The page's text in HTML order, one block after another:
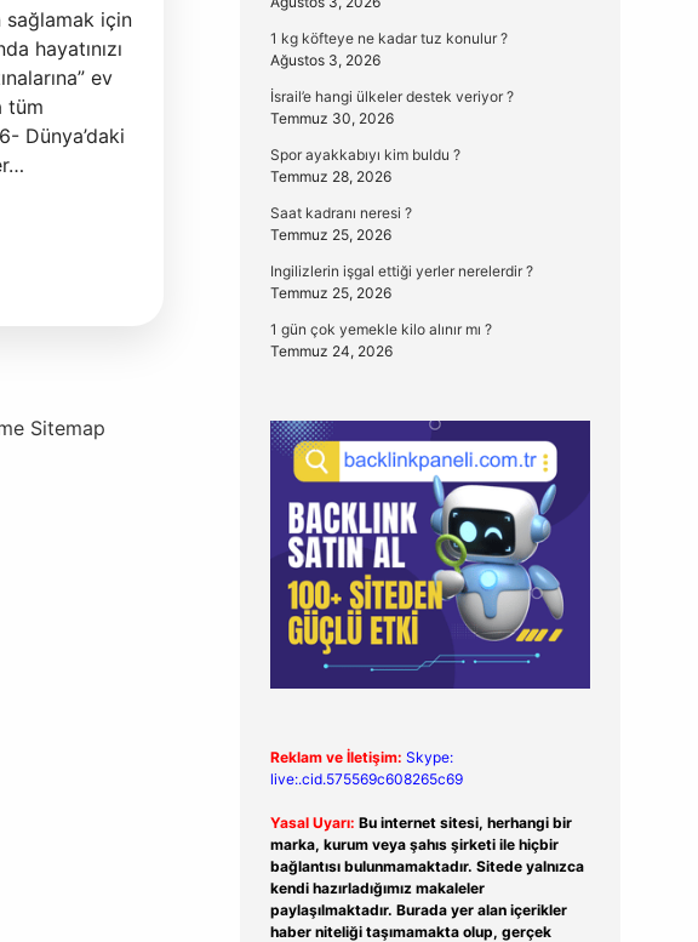
sağlamak için
hayatınızı
ev
tüm
Dünya’daki
Sitemap
1 kg köfteye ne kadar tuz konulur ?
Ağustos 3, 2026
İsrail’e hangi ülkeler destek veriyor ?
Temmuz 30, 2026
Spor ayakkabıyı kim buldu ?
Temmuz 28, 2026
Saat kadranı neresi ?
Temmuz 25, 2026
Ingilizlerin işgal ettiği yerler nerelerdir ?
Temmuz 25, 2026
1 gün çok yemekle kilo alınır mı ?
Temmuz 24, 2026
Reklam ve İletişim: Skype:
live:.cid.575569c608265c69
Yasal Uyarı: Bu internet sitesi, herhangi bir
marka, kurum veya şahıs şirketi ile hiçbir
bağlantısı bulunmamaktadır. Sitede yalnızca
kendi hazırladığımız makaleler
paylaşılmaktadır. Burada yer alan içerikler
haber niteliği taşımamakta olup, gerçek